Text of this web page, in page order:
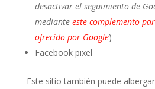
desactivar el seguimiento de
mediante este complemento
ofrecido por Google)
Facebook pixel
Este sitio también puede